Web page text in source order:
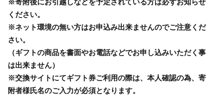
ください。
※ネット環境の無い方はお申込み出来ませんのでご注意くだ
さい。
（ギフトの商品を書面やお電話などでお申し込みいただく事
は出来ません）
※交換サイトにてギフト券ご利用の際は、本人確認の為、寄
附者様氏名のご入力が必須となります。